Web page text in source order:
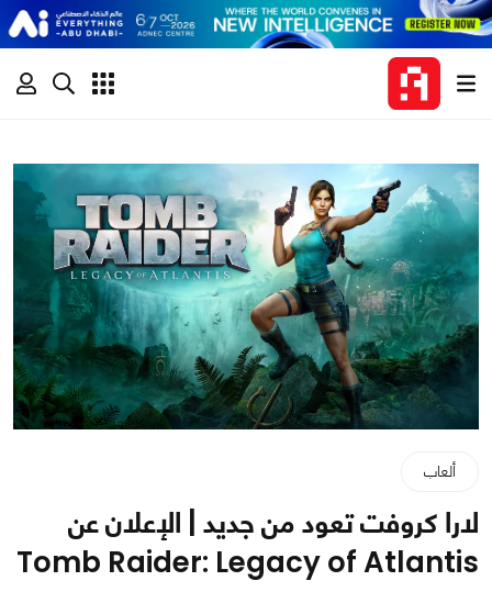
ألعاب
لارا كروفت تعود من جديد | الإعلان عن
Tomb Raider: Legacy of Atlantis